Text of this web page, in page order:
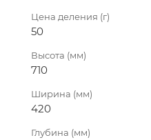
Цена деления (г)
50
Высота (мм)
710
Ширина (мм)
420
Глубина (мм)